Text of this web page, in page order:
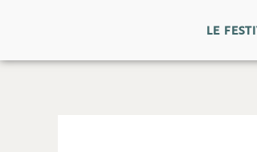
contenu
LE